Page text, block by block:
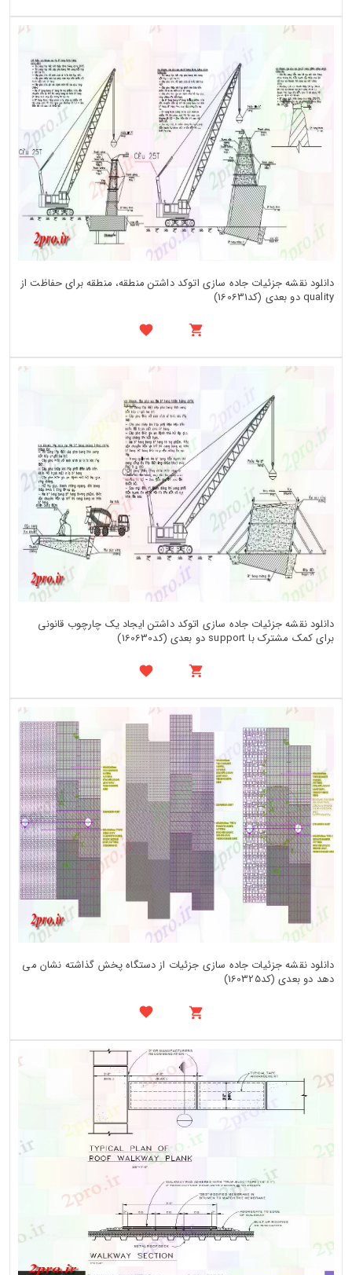
دانلود نقشه جزئیات جاده سازی اتوکد داشتن منطقه، منطقه برای حفاظت از
quality دو بعدی (کد160631)
دانلود نقشه جزئیات جاده سازی اتوکد داشتن ایجاد یک چارچوب قانونی
برای کمک مشترک با support دو بعدی (کد160630)
دانلود نقشه جزئیات جاده سازی جزئیات از دستگاه پخش گذاشته نشان می
دهد دو بعدی (کد160325)